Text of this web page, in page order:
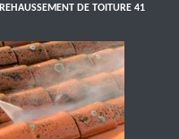
REHAUSSEMENT DE TOITURE 41